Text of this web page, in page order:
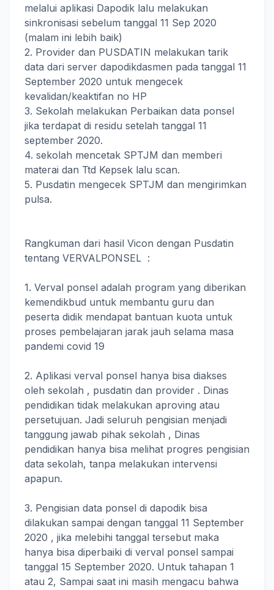
melalui aplikasi Dapodik lalu melakukan
sinkronisasi sebelum tanggal 11 Sep 2020
(malam ini lebih baik)
2. Provider dan PUSDATIN melakukan tarik
data dari server dapodikdasmen pada tanggal 11
September 2020 untuk mengecek
kevalidan/keaktifan no HP
3. Sekolah melakukan Perbaikan data ponsel
jika terdapat di residu setelah tanggal 11
september 2020.
4. sekolah mencetak SPTJM dan memberi
materai dan Ttd Kepsek lalu scan.
5. Pusdatin mengecek SPTJM dan mengirimkan
pulsa.
Rangkuman dari hasil Vicon dengan Pusdatin
tentang VERVALPONSEL :
1. Verval ponsel adalah program yang diberikan
kemendikbud untuk membantu guru dan
peserta didik mendapat bantuan kuota untuk
proses pembelajaran jarak jauh selama masa
pandemi covid 19
2. Aplikasi verval ponsel hanya bisa diakses
oleh sekolah , pusdatin dan provider . Dinas
pendidikan tidak melakukan aproving atau
persetujuan. Jadi seluruh pengisian menjadi
tanggung jawab pihak sekolah , Dinas
pendidikan hanya bisa melihat progres pengisian
data sekolah, tanpa melakukan intervensi
apapun.
3. Pengisian data ponsel di dapodik bisa
dilakukan sampai dengan tanggal 11 September
2020 , jika melebihi tanggal tersebut maka
hanya bisa diperbaiki di verval ponsel sampai
tanggal 15 September 2020. Untuk tahapan 1
atau 2, Sampai saat ini masih mengacu bahwa